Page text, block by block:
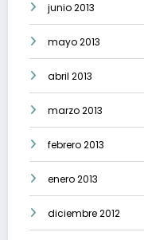
junio 2013
mayo 2013
abril 2013
marzo 2013
febrero 2013
enero 2013
diciembre 2012